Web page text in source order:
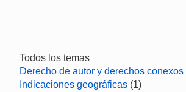
Todos los temas
Derecho de autor y derechos conexos
Indicaciones geográficas (1)